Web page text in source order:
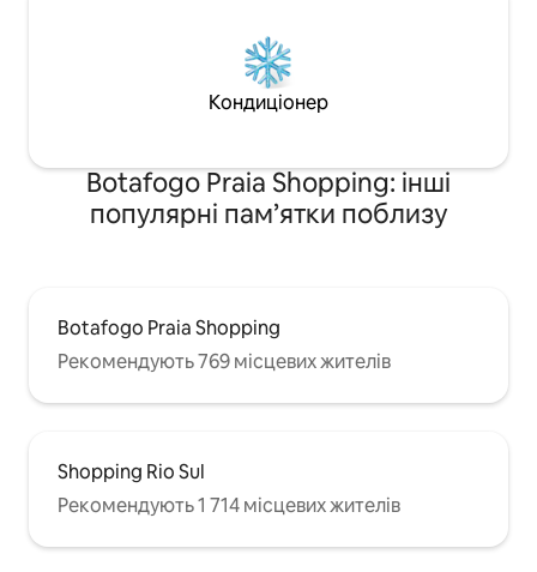
Кондиціонер
Botafogo Praia Shopping: інші
популярні пам’ятки поблизу
Botafogo Praia Shopping
Рекомендують 769 місцевих жителів
Shopping Rio Sul
Рекомендують 1 714 місцевих жителів